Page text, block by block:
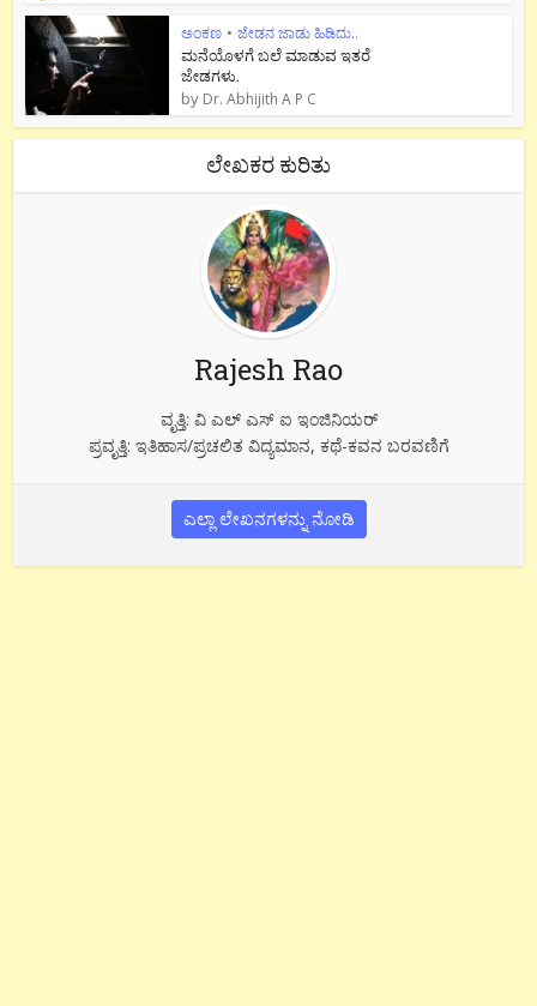
ಅಂಕಣ • ಜೇಡನ ಜಾಡು ಹಿಡಿದು..
ಮನೆಯೊಳಗೆ ಬಲೆ ಮಾಡುವ ಇತರೆ
ಜೇಡಗಳು.
by Dr. Abhijith A P C
ಲೇಖಕರ ಕುರಿತು
Rajesh Rao
ವೃತ್ತಿ: ವಿ ಎಲ್ ಎಸ್ ಐ ಇಂಜಿನಿಯರ್
ಪ್ರವೃತ್ತಿ: ಇತಿಹಾಸ/ಪ್ರಚಲಿತ ವಿದ್ಯಮಾನ, ಕಥೆ-ಕವನ ಬರವಣಿಗೆ
ಎಲ್ಲಾ ಲೇಖನಗಳನ್ನು ನೋಡಿ